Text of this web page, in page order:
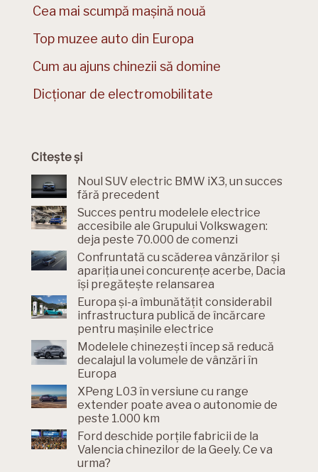
Cea mai scumpă mașină nouă
Top muzee auto din Europa
Cum au ajuns chinezii să domine
Dicționar de electromobilitate
Citește și
Noul SUV electric BMW iX3, un succes
fără precedent
Succes pentru modelele electrice
accesibile ale Grupului Volkswagen:
deja peste 70.000 de comenzi
Confruntată cu scăderea vânzărilor și
apariția unei concurențe acerbe, Dacia
își pregătește relansarea
Europa și-a îmbunătățit considerabil
infrastructura publică de încărcare
pentru mașinile electrice
Modelele chinezești încep să reducă
decalajul la volumele de vânzări în
Europa
XPeng L03 în versiune cu range
extender poate avea o autonomie de
peste 1.000 km
Ford deschide porțile fabricii de la
Valencia chinezilor de la Geely. Ce va
urma?